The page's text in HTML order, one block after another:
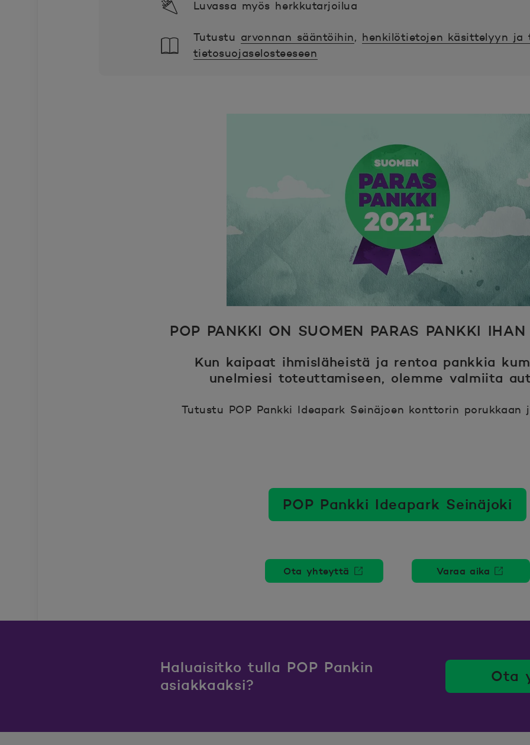
Luvassa myös herkkutarjoilua
Tutustu arvonnan sääntöihin, henkilötietojen käsittelyyn ja
tietosuojaselosteeseen
POP PANKKI ON SUOMEN PARAS PANKKI
Kun kaipaat ihmisläheistä ja rentoa pankkia
unelmiesi toteuttamiseen, olemme valmiita
Tutustu POP Pankki Ideapark Seinäjoen konttorin
POP Pankki Ideapark Seinäjoki
Ota yhteyttä
Avautuu uuteen ikkunaan.
Varaa aika
Avautuu
Haluaisitko tulla POP Pankin
asiakkaaksi?
Ota